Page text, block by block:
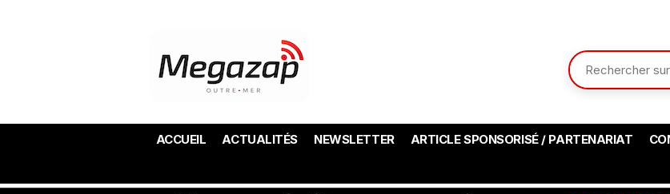
ACCUEIL ACTUALITÉS NEWSLETTER ARTICLE SPONSORISÉ / PARTENARIAT